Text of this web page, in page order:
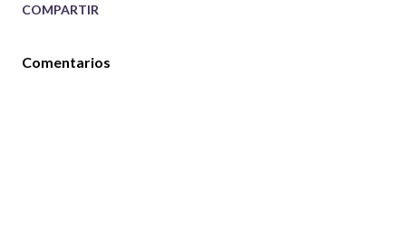
COMPARTIR
Comentarios